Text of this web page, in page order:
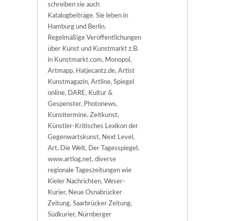
schreiben sie auch
Katalogbeiträge. Sie leben in
Hamburg und Berlin.
Regelmäßige Veröffentlichungen
über Kunst und Kunstmarkt z.B.
in Kunstmarkt.com, Monopol,
Artmapp, Hatjecantz.de, Artist
Kunstmagazin, Artline, Spiegel
online, DARE, Kultur &
Gespenster, Photonews,
Kunsttermine, Zeitkunst,
Künstler-Kritisches Lexikon der
Gegenwartskunst, Next Level,
Art, Die Welt, Der Tagesspiegel,
www.artlog.net, diverse
regionale Tageszeitungen wie
Kieler Nachrichten, Weser-
Kurier, Neue Osnabrücker
Zeitung, Saarbrücker Zeitung,
Südkurier, Nürnberger